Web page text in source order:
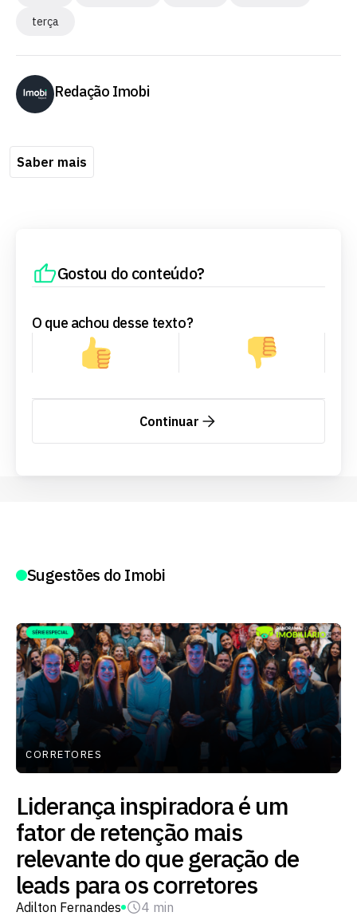
terça
Redação Imobi
Saber mais
Gostou do conteúdo?
O que achou desse texto?
Continuar
Sugestões do Imobi
CORRETORES
Liderança inspiradora é um
fator de retenção mais
relevante do que geração de
leads para os corretores
Adilton Fernandes 4 min